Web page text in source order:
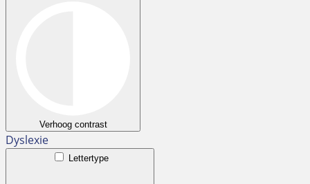
Verhoog contrast
Dyslexie
Lettertype